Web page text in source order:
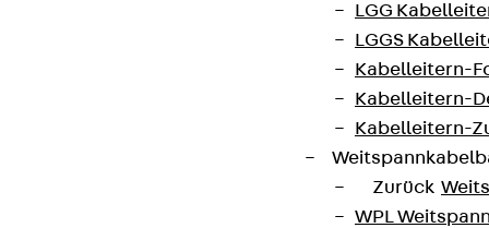
LGG
LGGS
Kabelleitern-
Kabelleitern-
Kabelleitern-
Zurück
WPL